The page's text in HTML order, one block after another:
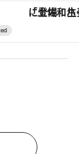
【銀座で出合う最旬美容】美髪ケアや上質